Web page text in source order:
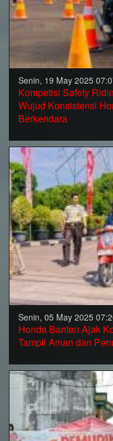
Senin, 19 May 2025
Kompetisi Safety
Wujud Konsistensi
Berkendara
Senin, 05 May 2025
Honda Banten Ajak
Tampil Aman dan